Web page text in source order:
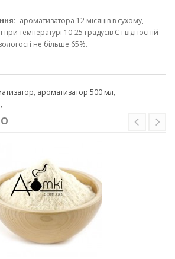
ароматизатора 12 місяців в сухому,
температурі 10-25 градусів С і відносній
не більше 65%.
, ароматизатор 500 мл,
,